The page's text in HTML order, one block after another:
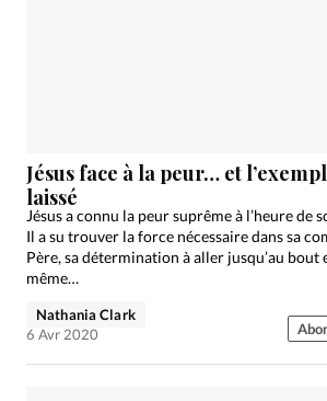
Jésus face à la peur… et
laissé
Jésus a connu la peur suprême à l’heure de
Il a su trouver la force nécessaire dans sa
Père, sa détermination à aller jusqu’au bout
même…
Nathania Clark
6 Avr 2020